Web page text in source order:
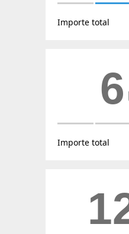
Importe total
6
Importe total